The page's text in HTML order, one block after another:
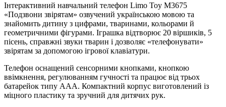
Інтерактивний навчальний телефон Limo Toy M3675
«Подзвони звірятам» озвучений українською мовою та
знайомить дитину з цифрами, тваринами, кольорами й
геометричними фігурами. Іграшка відтворює 20 віршиків, 5
пісень, справжні звуки тварин і дозволяє «телефонувати»
звірятам за допомогою ігрової клавіатури.
Телефон оснащений сенсорними кнопками, кнопкою
ввімкнення, регулюванням гучності та працює від трьох
батарейок типу AAA. Компактний корпус виготовлений із
міцного пластику та зручний для дитячих рук.